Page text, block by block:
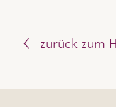
zurück zum